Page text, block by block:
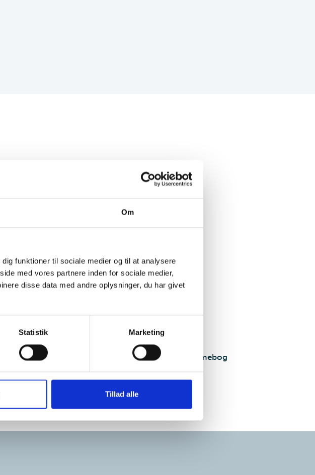
Om
funktioner til sociale medier og til at analysere
med vores partnere inden for sociale medier,
disse data med andre oplysninger, du har givet
Statistik Marketing
Tillad alle
Hjernelægens lommebog